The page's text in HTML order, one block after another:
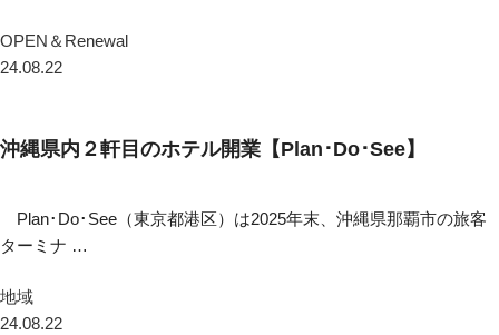
OPEN＆Renewal
24.08.22
沖縄県内２軒目のホテル開業【Plan･Do･See】
Plan･Do･See（東京都港区）は2025年末、沖縄県那覇市の旅客
ターミナ …
地域
24.08.22